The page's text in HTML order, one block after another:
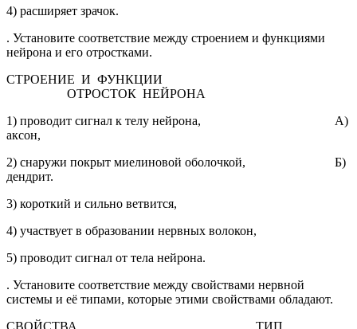
4) расширяет зрачок.
. Установите соответствие между строением и функциями
нейрона и его отростками.
СТРОЕНИЕ И ФУНКЦИИ
ОТРОСТОК НЕЙРОНА
1) проводит сигнал к телу нейрона, А)
аксон,
2) снаружи покрыт миелиновой оболочкой, Б)
дендрит.
3) короткий и сильно ветвится,
4) участвует в образовании нервных волокон,
5) проводит сигнал от тела нейрона.
. Установите соответствие между свойствами нервной
системы и её типами, которые этими свойствами обладают.
СВОЙСТВА ТИП